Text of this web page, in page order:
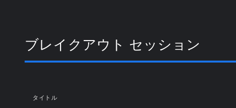
ブレイクアウト セッション
タイトル